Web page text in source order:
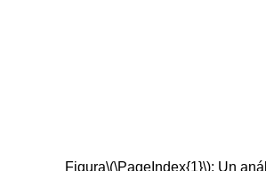
Figura\(\PageIndex{1}\): Un